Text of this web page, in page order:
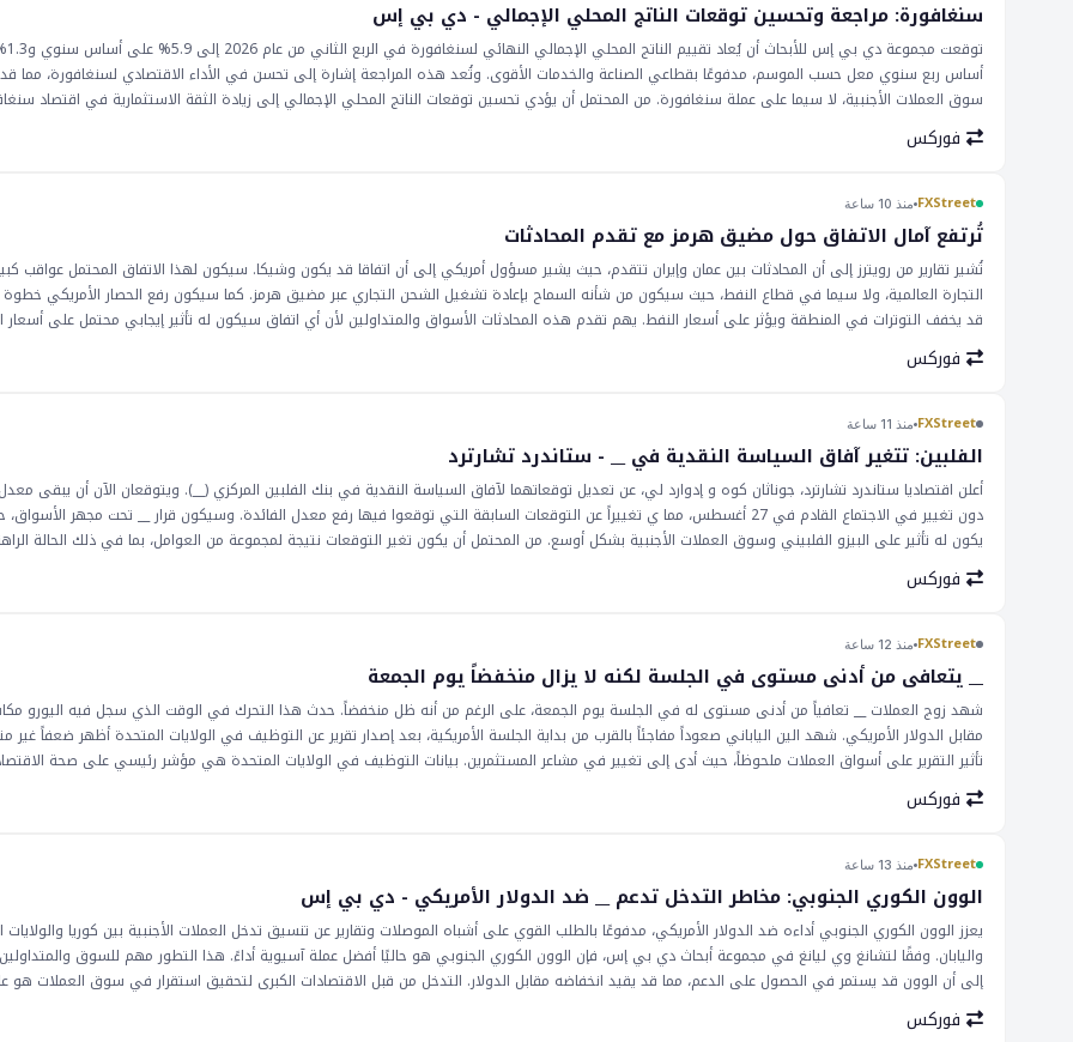
سنغافورة: مراجعة وتحسين توقعات الناتج المحلي الإجمالي - دي بي إس
توقعت
أساس ربع سنوي معل حسب الموسم، مدفوعًا بقطاعي الصناعة والخدمات الأقوى. وتُعد هذه المراجعة إشارة إلى تحسن في الأداء الاقتصادي لسنغافورة، مما
سوق العملات الأجنبية، لا سيما على عملة سنغافورة. من المحتمل أن يؤدي تحسين توقعات الناتج المحلي الإجمالي إلى زيادة الثقة الاستثمارية في اقتصاد
يؤدي إلى ارتفاع قيمة عملة سنغافورة مقابل العملات الأخرى. وهذا قد يؤثر على المتداولين، لا سيما أولئك الذين يشاركون في تداول العملات الأجنبية، حيث قد
أسعار صرف العملات المتداولة مع عملة سنغافورة. بالإضافة إلى ذلك، قد يؤدي القطاع الصناعي والخدمات الأقوى إلى زيادة الطلب على عملة سنغافورة، مما قد
سنغافورة مقابل العملات الأخرى، ويمكن أن يكون لأي تغيير في قيمتها تأثيرًا متسلسلًا على العملات والأسواق الأخرى. وبالتالي، يُنصح بمراقبة الوضع عن كثب،
الاعتبار الآثار المحتملة للمراجعة وتحسين توقعات الناتج المحلي الإجمالي على سوق العملات الأجنبية.
فوركس
FXStreet منذ 10 ساعة
تُرتفع آمال الاتفاق حول مضيق هرمز مع تقدم المحادثات
تُشير تقارير من رويترز إلى أن المحادثات بين عمان وإيران تتقدم، حيث يشير مسؤول أمريكي إلى أن اتفاقا قد يكون وشيكا. سيكون لهذا الاتفاق المحتمل عواقب
التجارة العالمية، ولا سيما في قطاع النفط، حيث سيكون من شأنه السماح بإعادة تشغيل الشحن التجاري عبر مضيق هرمز. كما سيكون رفع الحصار الأمريكي
قد يخفف التوترات في المنطقة ويؤثر على أسعار النفط. يهم تقدم هذه المحادثات الأسواق والمتداولين لأن أي اتفاق سيكون له تأثير إيجابي محتمل على أسعار
وبالتالي على الاقتصاد العالمي. مضيق هرمز المستقر والأمن ماس هو أساسي لتدفق النفط بحرية، وهو مكون حاسم للتجارة العالمية. يراقب المتداولون
التطورات عن كثب، حيث يمكن أن تؤثر على أسعار النفط وقيمة العملات، لا سيما تلك التي تصدرها الدول المصدرة للنفط. ستكون عواقب مثل هذا الاتفاق بعيدة
سيكون للآثار على أسعار النفط وسوق الفوركس الأوسع نطاقا مراقبة دقيقة، مع آثار محتملة على أزواج العملات المختلفة، لا سيما تلك التي تتضمن الدولار
فوركس
FXStreet منذ 11 ساعة
الفلبين: تتغير آفاق السياسة النقدية في __ - ستاندرد تشارترد
أعلن اقتصاديا ستاندرد تشارترد، جوناثان كوه و إدوارد لي، عن تعديل توقعاتهما لآفاق السياسة النقدية في بنك الفلبين المركزي (__). ويتوقعان الآن أن يبقى
دون تغيير في الاجتماع القادم في 27 أغسطس، مما ي تغييراً عن التوقعات السابقة التي توقعوا فيها رفع معدل الفائدة. وسيكون قرار __ تحت مجهر
يكون له تأثير على البيزو الفلبيني وسوق العملات الأجنبية بشكل أوسع. من المحتمل أن يكون تغير التوقعات نتيجة لمجموعة من العوامل، بما في ذلك الحالة
العالمي وتأثير قرارات السياسة النقدية في بلدان أخرى. وقد تم مراقبة الاحتياطي الفدرالي الأمريكي بشكل وثيق لقراراته المتعلقة بمعدلات الفائدة، والتي يمكن
تأثير على الأسواق الناشئة مثل الفلبين. وبالتالي، سيكون قرار __ بمثابة مؤشر رئيسي على صحة الاقتصاد الفلبيني وقدرته على التكيف مع تحديات الاقتصاد
تغيير كدليل على الحذر، يعكس القلق بشأن التأثير المحتمل لمعدلات الفائدة الأعلى على الاقتصاد. ومن ناحية أخرى، يمكن اعتباره فرصة مفقودة لمعالجة الضغوط
ودعم العملة. وبالتالي، سيكون المستثمرون يراقبون قرار __ وتأثيره اللاحق على السوق
فوركس
FXStreet منذ 12 ساعة
__ يتعافى من أدنى مستوى في الجلسة لكنه لا يزال منخفضاً يوم الجمعة
شهد زوج العملات __ تعافياً من أدنى مستوى له في الجلسة يوم الجمعة، على الرغم من أنه ظل منخفضاً. حدث هذا التحرك في الوقت الذي سجل فيه اليورو
مقابل الدولار الأمريكي. شهد الين الياباني صعوداً مفاجئاً بالقرب من بداية الجلسة الأمريكية، بعد إصدار تقرير عن التوظيف في الولايات المتحدة أظهر ضعفاً غير
تأثير التقرير على أسواق العملات ملحوظاً، حيث أدى إلى تغيير في مشاعر المستثمرين. بيانات التوظيف في الولايات المتحدة هي مؤشر رئيسي على صحة
وقد تؤثر ضعفها على قرارات السياسة النقدية المستقبلية للبنك الفيدرالي. تكون الآثار المترتبة على هذا التطور على الأسواق والمستثمرين كبيرة. قد يؤدي ضعف
التوظيف في الولايات المتحدة إلى انخفاض في التوقعات لمزيد من رفع أسعار الفائدة من قبل البنك الفيدرالي. هذا، بدوره، قد يؤدي إلى انخفاض في قيمة
مراقبة الوضع عن كثب، حيث قد يؤدي إلى زيادة في التقلبات في سوق كس. يمكن اعتبار تعافي __ من أدنى مستوى له في الجلسة إشارة إيجابية للمستثمرين،
الانخفاض العام للزوج يوم الجمعة يشير إلى أن هناك تحديات في المستقبل. مع استمرار الاقتصاد العالمي في التطور، سيتابع المستثمرين عن كثب أي علامات على
أسواق العملات. ستكون الإصدارات القادمة من البيانات الاقتصادية وقرارات البنوك المركزية حاسمة في تحديد الاتجاه المستقبلي للزوج __
فوركس
FXStreet منذ 13 ساعة
الوون الكوري الجنوبي: مخاطر التدخل تدعم __ ضد الدولار الأمريكي - دي بي إس
يعزز الوون الكوري الجنوبي أداءه ضد الدولار الأمريكي، مدفوعًا بالطلب القوي على أشباه الموصلات وتقارير عن تنسيق تدخل العملات الأجنبية بين كوريا والولايات
واليابان. وفقًا لتشانغ وي ليانغ في مجموعة أبحاث دي بي إس، فإن الوون الكوري الجنوبي هو حاليًا أفضل عملة آسيوية أداءً. هذا التطور مهم للسوق
إلى أن الوون قد يستمر في الحصول على الدعم، مما قد يقيد انخفاضه مقابل الدولار. التدخل من قبل الاقتصادات الكبرى لتحقيق استقرار في سوق العملات هو
للمراقبة، حيث يمكن أن يؤثر على أسعار الصرف ويتأثر بقرارات التداول. مع استمرار التطورات الاقتصادية العالمية، سيتم مراقبة أداء الوون الكوري الجنوبي عن كثب،
يكون لأي علامات إضافية على الدعم أو الضعف تأثير على المتداولين والمستثمرين في المنطقة.
فوركس